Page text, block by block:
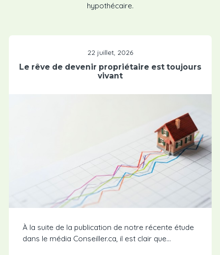
hypothécaire.
22 juillet, 2026
Le rêve de devenir propriétaire est toujours
vivant
À la suite de la publication de notre récente étude
dans le média Conseiller.ca, il est clair que...